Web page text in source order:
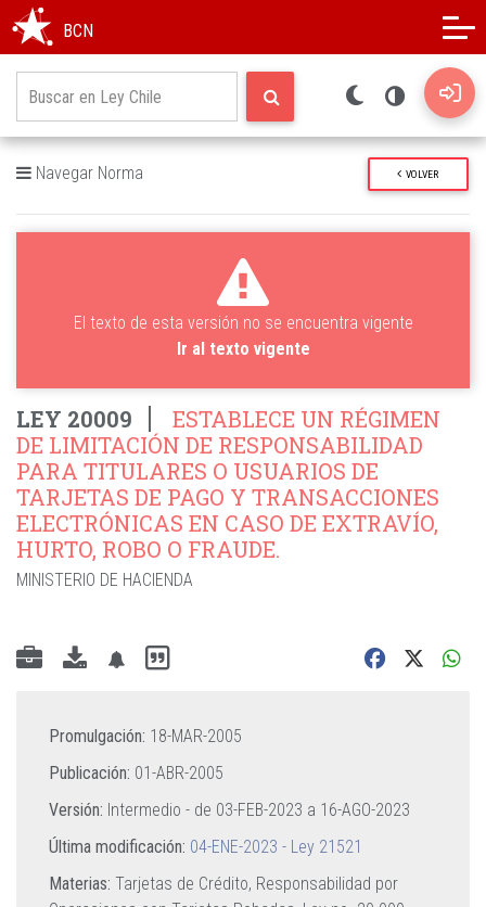
BCN
Navegar Norma VOLVER
El texto de esta versión no se encuentra vigente
Ir al texto vigente
LEY 20009
ESTABLECE UN RÉGIMEN
DE LIMITACIÓN DE RESPONSABILIDAD
PARA TITULARES O USUARIOS DE
TARJETAS DE PAGO Y TRANSACCIONES
ELECTRÓNICAS EN CASO DE EXTRAVÍO,
HURTO, ROBO O FRAUDE.
MINISTERIO DE HACIENDA
Promulgación: 18-MAR-2005
Publicación: 01-ABR-2005
Versión: Intermedio - de 03-FEB-2023 a 16-AGO-2023
Última modificación: 04-ENE-2023 - Ley 21521
Materias: Tarjetas de Crédito, Responsabilidad por